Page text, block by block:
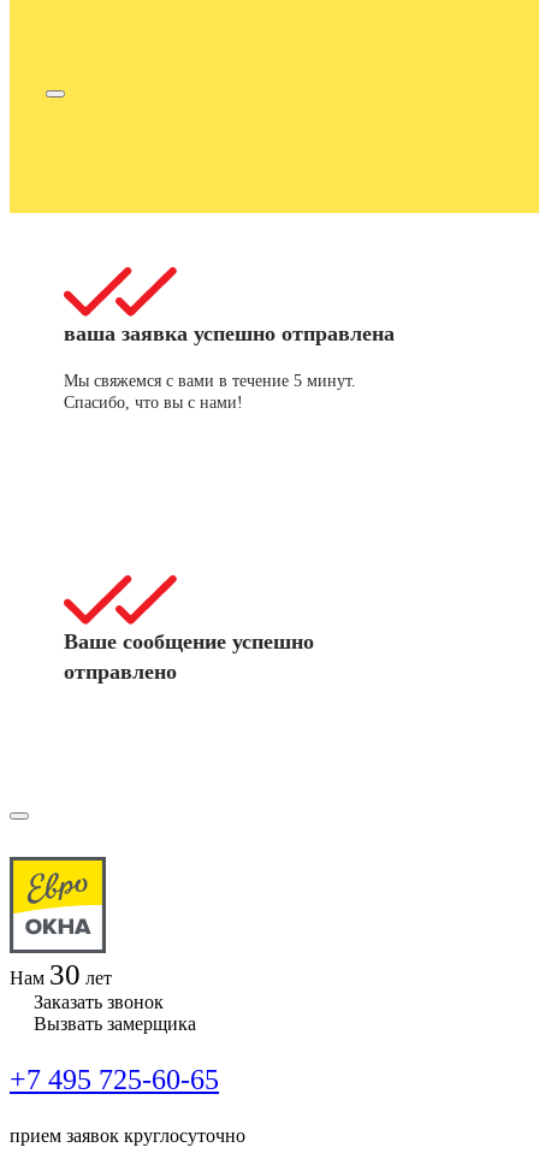
ваша заявка успешно отправлена
Мы свяжемся с вами в течение 5 минут.
Спасибо, что вы с нами!
Ваше сообщение успешно
отправлено
Нам 30 лет
Заказать звонок
Вызвать замерщика
+7 495 725-60-65
прием заявок круглосуточно